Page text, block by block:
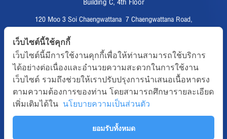
120 Moo 3 Soi Chaengwattana 7 Chaengwattana Road,
Fax :02 123 1200
CALL CENTER :02 123 1234
email :info@etda.or.th
Follows
Copyright © 2020, All right reserved.ETDA | Electronic Transactions
เว็บไซต์นี้ใช้คุกกี้
เว็บไซต์นี้มีการใช้งานคุกกี้เพื่อให้ท่านสามารถใช้บริการ
ได้อย่างต่อเนื่องและอำนวยความสะดวกในการใช้งาน
เว็บไซต์ รวมถึงช่วยให้เราปรับปรุงการนำเสนอเนื้อหาตรง
ตามความต้องการของท่าน โดยสามารถศึกษารายละเอียด
เพิ่มเติมได้ใน นโยบายความเป็นส่วนตัว
ยอมรับทั้งหมด